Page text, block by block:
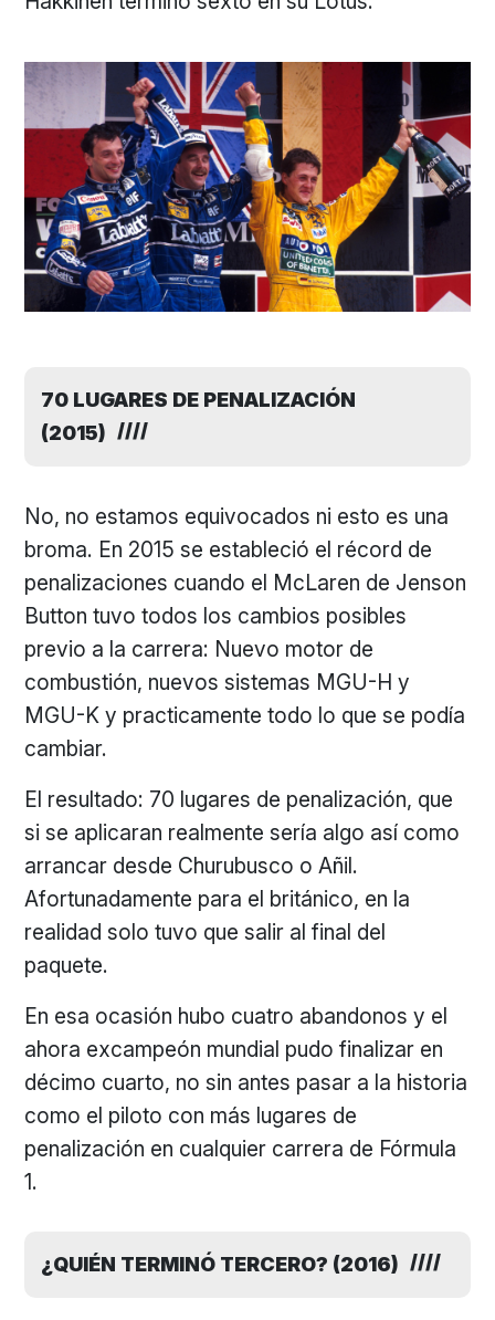
70 LUGARES DE PENALIZACIÓN
(2015)
No, no estamos equivocados ni esto es una
broma. En 2015 se estableció el récord de
penalizaciones cuando el McLaren de Jenson
Button tuvo todos los cambios posibles
previo a la carrera: Nuevo motor de
combustión, nuevos sistemas MGU-H y
MGU-K y practicamente todo lo que se podía
cambiar.
El resultado: 70 lugares de penalización, que
si se aplicaran realmente sería algo así como
arrancar desde Churubusco o Añil.
Afortunadamente para el británico, en la
realidad solo tuvo que salir al final del
paquete.
En esa ocasión hubo cuatro abandonos y el
ahora excampeón mundial pudo finalizar en
décimo cuarto, no sin antes pasar a la historia
como el piloto con más lugares de
penalización en cualquier carrera de Fórmula
1.
¿QUIÉN TERMINÓ TERCERO? (2016)